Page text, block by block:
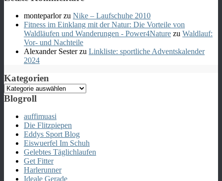
monteparlorzu Nike – Laufschuhe 2010
Fitness im Einklang mit der Natur: Die Vorteile von
Waldläufen und Wanderungen - Power4Nature zu Waldlauf:
Vor- und Nachteile
Alexander Sesterzu Linkliste: sportliche Adventskalender
2024
Kategorien
Kategorien
Blogroll
auffimuasi
Die Flitzpiepen
Eddys Sport Blog
Eiswuerfel Im Schuh
Gelebtes Täglichlaufen
Get Fitter
Harlerunner
Ideale Gerade